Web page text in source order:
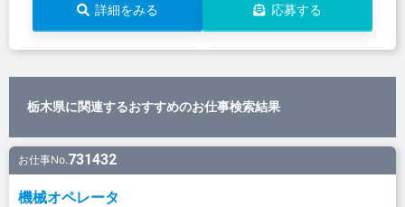
詳細をみる 応募する
栃木県に関連するおすすめのお仕事検索結果
お仕事No.731432
機械オペレータ